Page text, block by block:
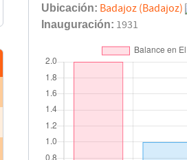
Ubicación: Badajoz (Badajoz)
Inauguración: 1931